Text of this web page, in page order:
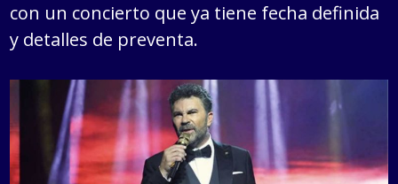
con un concierto que ya tiene fecha definida
y detalles de preventa.